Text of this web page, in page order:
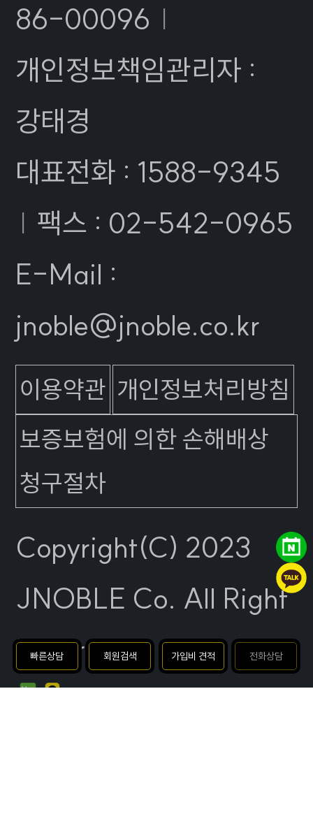
86-00096 |
개인정보책임관리자 :
강태경
대표전화 : 1588-9345
| 팩스 : 02-542-0965
E-Mail :
jnoble@jnoble.co.kr
이용약관 개인정보처리방침
보증보험에 의한 손해배상
청구절차
Copyright(C) 2023
JNOBLE Co. All Right
Reserved.
빠른상담 회원검색 가입비 견적 전화상담